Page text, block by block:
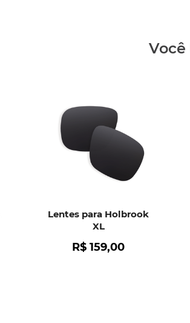
Lentes para Holbrook
XL
R$ 159,00